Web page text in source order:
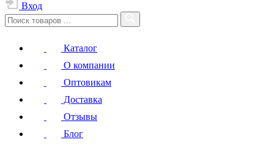
Вход
Каталог
О компании
Оптовикам
Доставка
Отзывы
Блог